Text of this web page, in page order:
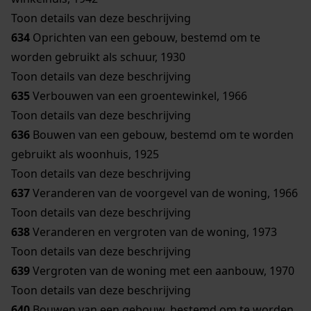
Toon details van deze beschrijving
634 Oprichten van een gebouw, bestemd om te
worden gebruikt als schuur, 1930
Toon details van deze beschrijving
635Verbouwen van een groentewinkel, 1966
Toon details van deze beschrijving
636 Bouwen van een gebouw, bestemd om te worden
gebruikt als woonhuis, 1925
Toon details van deze beschrijving
637Veranderen van de voorgevel van de woning, 1966
Toon details van deze beschrijving
638Veranderen en vergroten van de woning, 1973
Toon details van deze beschrijving
639Vergroten van de woning met een aanbouw, 1970
Toon details van deze beschrijving